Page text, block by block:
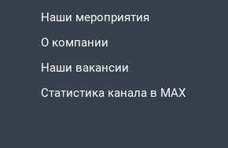
Наши мероприятия
О компании
Наши вакансии
Статистика канала в MAX